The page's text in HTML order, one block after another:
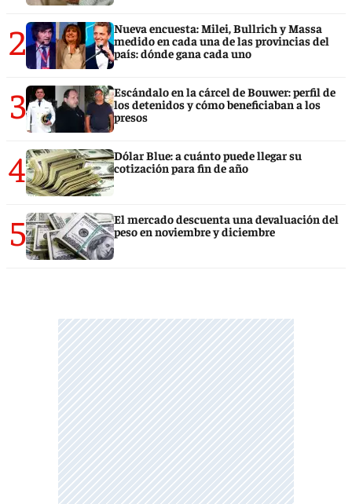
2
Nueva encuesta: Milei, Bullrich y Massa
medido en cada una de las provincias del
país: dónde gana cada uno
3
Escándalo en la cárcel de Bouwer: perfil de
los detenidos y cómo beneficiaban a los
presos
4
Dólar Blue: a cuánto puede llegar su
cotización para fin de año
5
El mercado descuenta una devaluación del
peso en noviembre y diciembre